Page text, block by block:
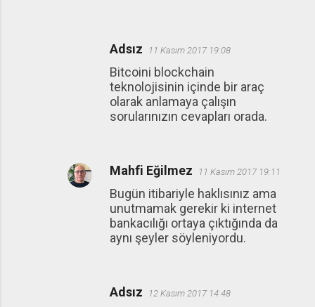
Adsız 11 Kasım 2017 19:08
Bitcoini blockchain
teknolojisinin içinde bir araç
olarak anlamaya çalışın
sorularınızın cevapları orada.
Mahfi Eğilmez 11 Kasım 2017 19:11
Bugün itibariyle haklısınız ama
unutmamak gerekir ki internet
bankacılığı ortaya çıktığında da
aynı şeyler söyleniyordu.
Adsız 12 Kasım 2017 14:48